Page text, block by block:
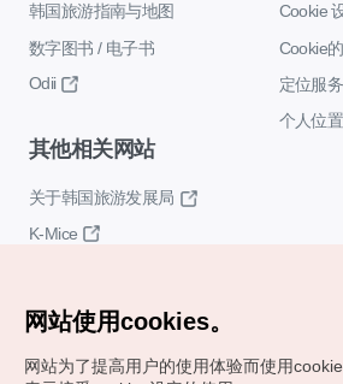
韩国旅游指南与地图
数字图书 / 电子书
Odii
Cookie
Cookie
定位服
个人位
其他相关网站
关于韩国旅游发展局
K-Mice
网站使用cookies。
网站为了提高用户的使用体验而使用